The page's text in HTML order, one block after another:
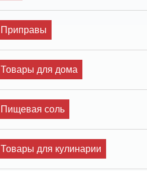
Приправы
Товары для дома
Пищевая соль
Товары для кулинарии